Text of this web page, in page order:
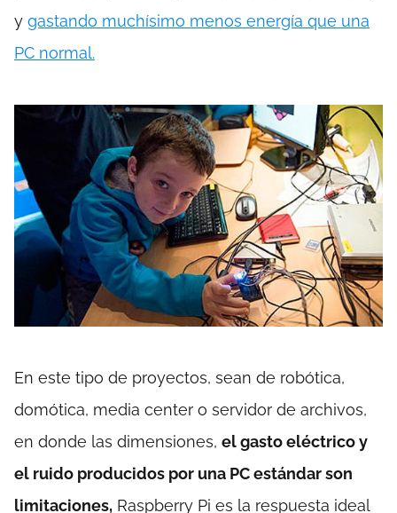
y gastando muchísimo menos energía que una
PC normal.
En este tipo de proyectos, sean de robótica,
domótica, media center o servidor de archivos,
en donde las dimensiones, el gasto eléctrico y
el ruido producidos por una PC estándar son
limitaciones, Raspberry Pi es la respuesta ideal